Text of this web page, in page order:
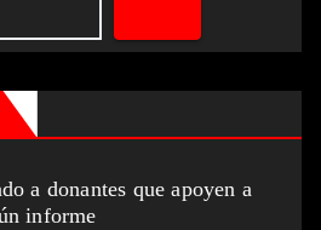
a donantes que apoyen a
informe